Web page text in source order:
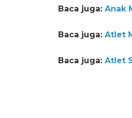
Baca juga: Anak
Baca juga: Atlet
Baca juga: Atlet